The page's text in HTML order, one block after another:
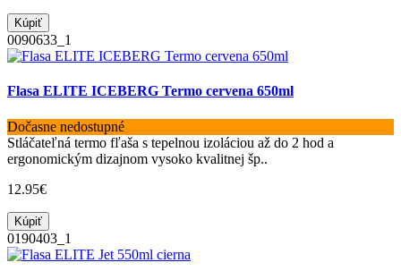
Kúpiť
0090633_1
Flasa ELITE ICEBERG Termo cervena 650ml
Dočasne nedostupné
Stláčateľná termo fľaša s tepelnou izoláciou až do 2 hod a
ergonomickým dizajnom vysoko kvalitnej šp..
12.95€
Kúpiť
0190403_1